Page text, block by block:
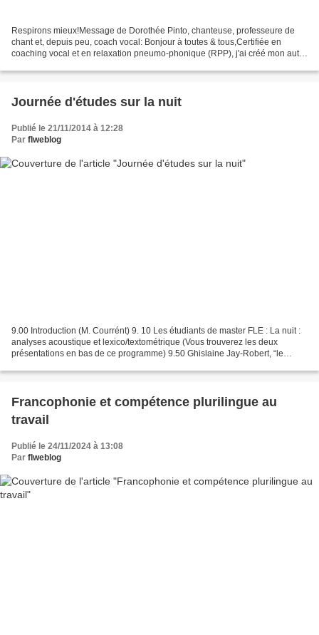
Respirons mieux!Message de Dorothée Pinto, chanteuse, professeure de
chant et, depuis peu, coach vocal: Bonjour à toutes & tous,Certifiée en
coaching vocal et en relaxation pneumo-phonique (RPP), j'ai créé mon auto-
Journée d'études sur la nuit
Publié le 21/11/2014 à 12:28
Par flweblog
9.00 Introduction (M. Courrént) 9. 10 Les étudiants de master FLE : La nuit :
analyses acoustique et lexico/textométrique (Vous trouverez les deux
présentations en bas de ce programme) 9.50 Ghislaine Jay-Robert, “le
Francophonie et compétence plurilingue au
travail
Publié le 24/11/2024 à 13:08
Par flweblog